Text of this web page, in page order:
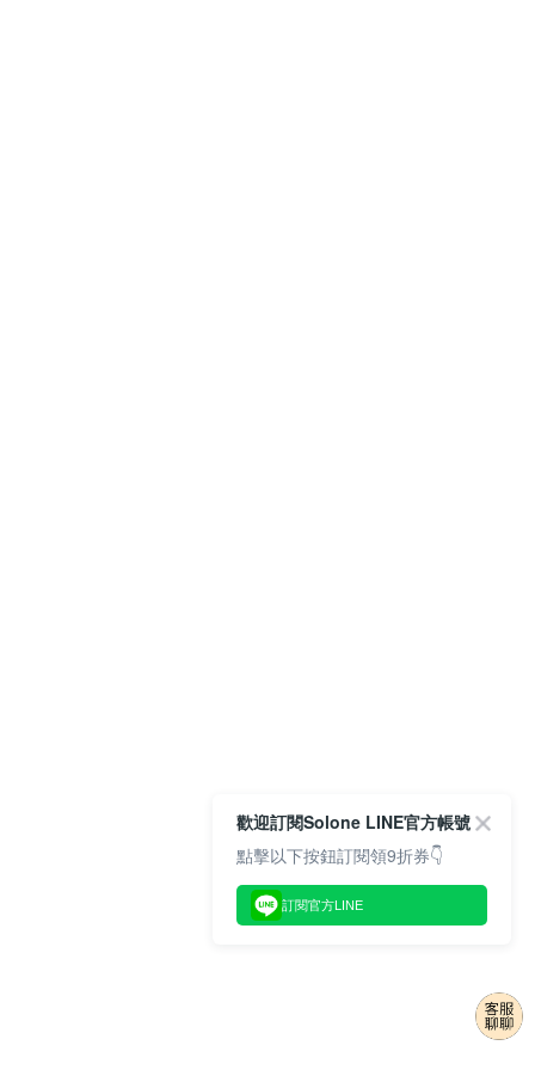
歡迎訂閱Solone LINE官方帳號
點擊以下按鈕訂閱領9折券👇
訂閱官方LINE